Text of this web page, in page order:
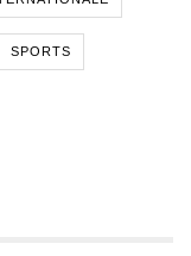
SPORTS